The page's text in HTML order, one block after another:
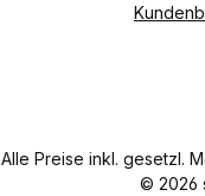
Alle Preise inkl. gesetzl.
© 2026